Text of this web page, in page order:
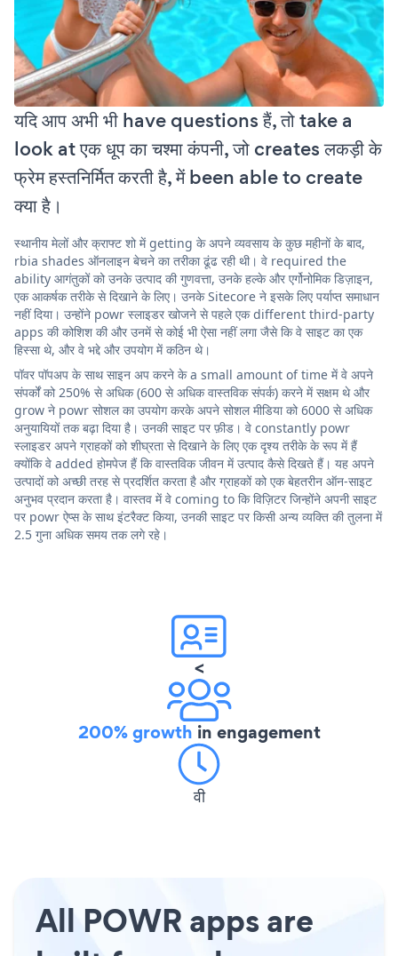
यदि आप अभी भी have questions हैं, तो take a
look at एक धूप का चश्मा कंपनी, जो creates लकड़ी के
फ्रेम हस्तनिर्मित करती है, में been able to create
क्या है।
स्थानीय मेलों और क्राफ्ट शो में getting के अपने व्यवसाय के कुछ महीनों के बाद,
rbia shades ऑनलाइन बेचने का तरीका ढूंढ रही थी। वे required the
ability आगंतुकों को उनके उत्पाद की गुणवत्ता, उनके हल्के और एर्गोनोमिक डिज़ाइन,
एक आकर्षक तरीके से दिखाने के लिए। उनके Sitecore ने इसके लिए पर्याप्त समाधान
नहीं दिया। उन्होंने powr स्लाइडर खोजने से पहले एक different third-party
apps की कोशिश की और उनमें से कोई भी ऐसा नहीं लगा जैसे कि वे साइट का एक
हिस्सा थे, और वे भद्दे और उपयोग में कठिन थे।
पॉवर पॉपअप के साथ साइन अप करने के a small amount of time में वे अपने
संपर्कों को 250% से अधिक (600 से अधिक वास्तविक संपर्क) करने में सक्षम थे और
grow ने powr सोशल का उपयोग करके अपने सोशल मीडिया को 6000 से अधिक
अनुयायियों तक बढ़ा दिया है। उनकी साइट पर फ़ीड। वे constantly powr
स्लाइडर अपने ग्राहकों को शीघ्रता से दिखाने के लिए एक दृश्य तरीके के रूप में हैं
क्योंकि वे added होमपेज हैं कि वास्तविक जीवन में उत्पाद कैसे दिखते हैं। यह अपने
उत्पादों को अच्छी तरह से प्रदर्शित करता है और ग्राहकों को एक बेहतरीन ऑन-साइट
अनुभव प्रदान करता है। वास्तव में वे coming to कि विज़िटर जिन्होंने अपनी साइट
पर powr ऐप्स के साथ इंटरैक्ट किया, उनकी साइट पर किसी अन्य व्यक्ति की तुलना में
2.5 गुना अधिक समय तक लगे रहे।
<
200% growth in engagement
वी
All POWR apps are